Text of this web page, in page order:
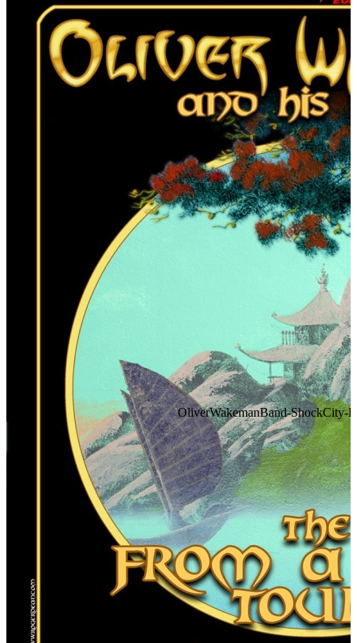
OliverWakemanBand-ShockCity-